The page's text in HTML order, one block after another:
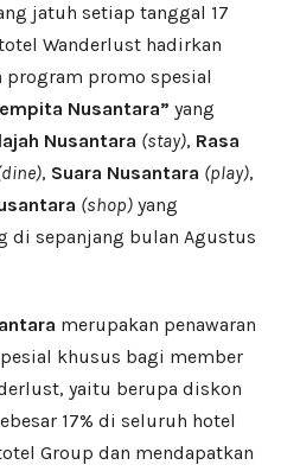
jatuh setiap tanggal 17
Wanderlust hadirkan
program promo spesial
Nusantara” yang
Nusantara (stay), Rasa
, Suara Nusantara (play),
(shop) yang
di sepanjang bulan Agustus
merupakan penawaran
khusus bagi member
yaitu berupa diskon
17% di seluruh hotel
Group dan mendapatkan